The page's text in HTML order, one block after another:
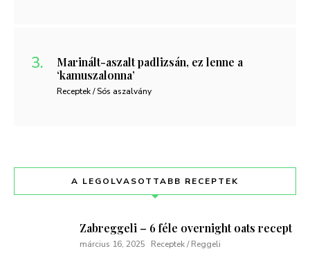
Marinált-aszalt padlizsán, ez lenne a
‘kamuszalonna’
Receptek / Sós aszalvány
A LEGOLVASOTTABB RECEPTEK
Zabreggeli – 6 féle overnight oats recept
március 16, 2025 Receptek / Reggeli